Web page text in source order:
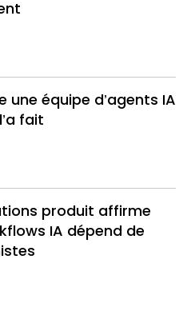
équipe d’agents IA
fait
produit affirme
IA dépend de